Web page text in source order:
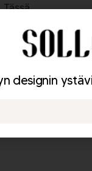
Tässä
ja
yritys
designin